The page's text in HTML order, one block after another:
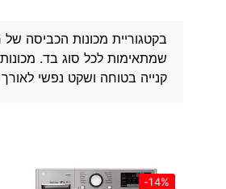
בקטגוריית מכונות הכביסה של
שמתאימות לכל סוג בד.
קנייה בטוחה ושקט נפשי
-14%